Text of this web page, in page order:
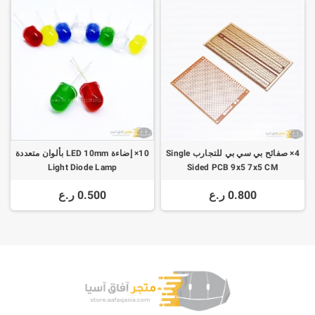
4× صفائح بي سي بي للتجارب Single
Sided PCB 9x5 7x5 CM
0.800 ر.ع
10× إضاءة LED 10mm بألوان متعددة
Light Diode Lamp
0.500 ر.ع